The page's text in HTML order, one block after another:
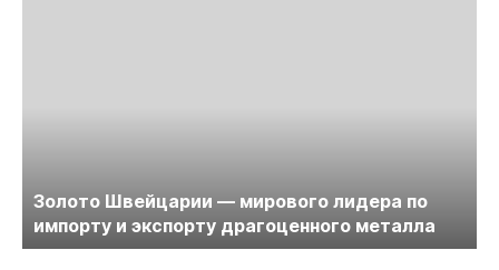
Золото Швейцарии — мирового лидера по
импорту и экспорту драгоценного металла